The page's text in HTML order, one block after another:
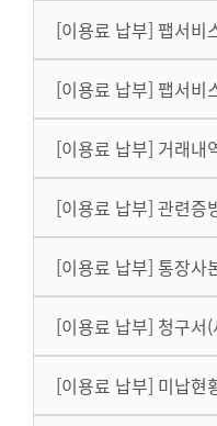
[이용료 납부] 팹서비
[이용료 납부] 팹서비
[이용료 납부] 거래내
[이용료 납부] 관련증
[이용료 납부] 통장사
[이용료 납부] 청구서
[이용료 납부] 미납현